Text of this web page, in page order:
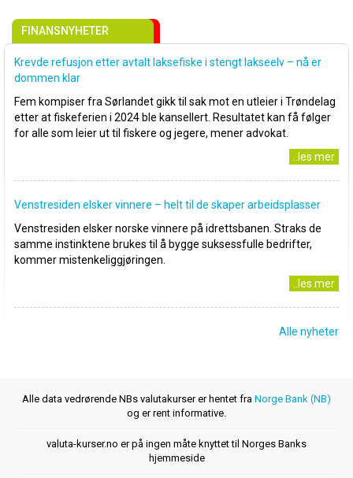
FINANSNYHETER
Krevde refusjon etter avtalt laksefiske i stengt lakseelv – nå er
dommen klar
Fem kompiser fra Sørlandet gikk til sak mot en utleier i Trøndelag
etter at fiskeferien i 2024 ble kansellert. Resultatet kan få følger
for alle som leier ut til fiskere og jegere, mener advokat.
..les mer
Venstresiden elsker vinnere – helt til de skaper arbeidsplasser
Venstresiden elsker norske vinnere på idrettsbanen. Straks de
samme instinktene brukes til å bygge suksessfulle bedrifter,
kommer mistenkeliggjøringen.
..les mer
Alle nyheter
Alle data vedrørende NBs valutakurser er hentet fra Norge Bank (NB)
og er rent informative.
valuta-kurser.no er på ingen måte knyttet til Norges Banks
hjemmeside